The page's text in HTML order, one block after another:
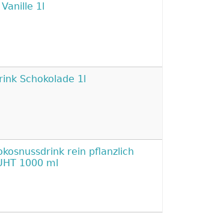
1l
Schokolade 1l
rein pflanzlich
1000 ml